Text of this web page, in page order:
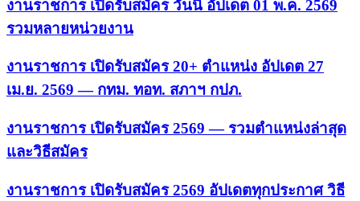
งานราชการ เปิดรับสมัคร วันนี้ อัปเดต 01 พ.ค. 2569
รวมหลายหน่วยงาน
งานราชการ เปิดรับสมัคร 20+ ตำแหน่ง อัปเดต 27
เม.ย. 2569 — กทม. ทอท. สภาฯ กปภ.
งานราชการ เปิดรับสมัคร 2569 — รวมตำแหน่งล่าสุด
และวิธีสมัคร
งานราชการ เปิดรับสมัคร 2569 อัปเดตทุกประกาศ วิธี